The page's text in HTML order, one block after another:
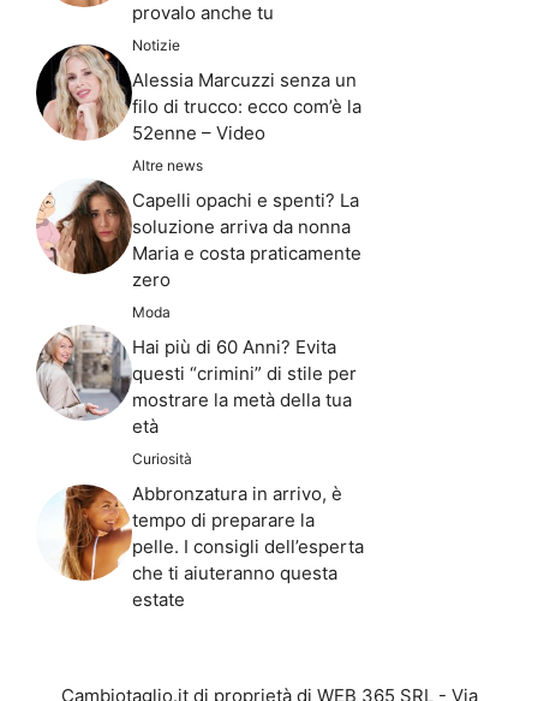
provalo anche tu
Notizie
Alessia Marcuzzi senza un
filo di trucco: ecco com’è la
52enne – Video
Altre news
Capelli opachi e spenti? La
soluzione arriva da nonna
Maria e costa praticamente
zero
Moda
Hai più di 60 Anni? Evita
questi “crimini” di stile per
mostrare la metà della tua
età
Curiosità
Abbronzatura in arrivo, è
tempo di preparare la
pelle. I consigli dell’esperta
che ti aiuteranno questa
estate
Cambiotaglio.it di proprietà di WEB 365 SRL - Via